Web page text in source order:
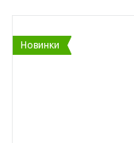
Новинки